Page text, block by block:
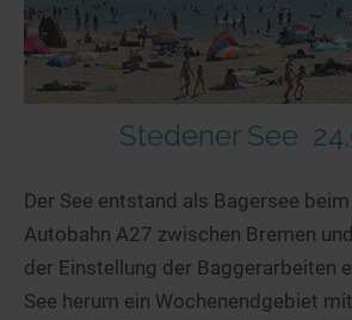
Stedener See
Der See entstand als Bagersee
Autobahn A27 zwischen Bremen
der Einstellung der Baggerarbeiten
See herum ein Wochenendgebiet